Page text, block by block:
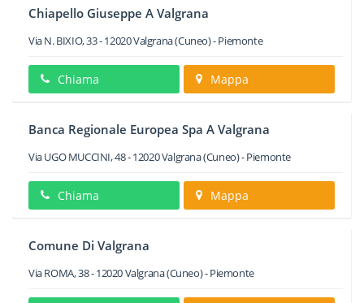
Chiapello Giuseppe A Valgrana
Via N. BIXIO, 33-12020Valgrana(Cuneo) -Piemonte
Chiama Mappa
Banca Regionale Europea Spa A Valgrana
Via UGO MUCCINI, 48-12020Valgrana(Cuneo) -Piemonte
Chiama Mappa
Comune Di Valgrana
Via ROMA, 38-12020Valgrana(Cuneo) -Piemonte